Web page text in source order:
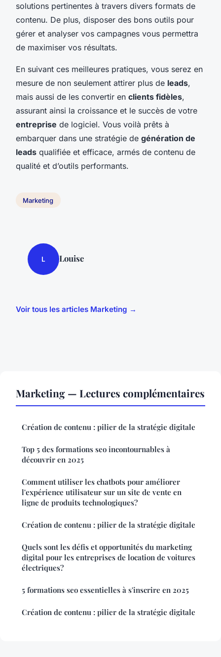
solutions pertinentes à travers divers formats de
contenu. De plus, disposer des bons outils pour
gérer et analyser vos campagnes vous permettra
de maximiser vos résultats.
En suivant ces meilleures pratiques, vous serez en
mesure de non seulement attirer plus de leads,
mais aussi de les convertir en clients fidèles,
assurant ainsi la croissance et le succès de votre
entreprise de logiciel. Vous voilà prêts à
embarquer dans une stratégie de génération de
leads qualifiée et efficace, armés de contenu de
qualité et d’outils performants.
Marketing
L Louise
Voir tous les articles Marketing →
Marketing — Lectures complémentaires
Création de contenu : pilier de la stratégie digitale
Top 5 des formations seo incontournables à
découvrir en 2025
Comment utiliser les chatbots pour améliorer
l'expérience utilisateur sur un site de vente en
ligne de produits technologiques?
Création de contenu : pilier de la stratégie digitale
Quels sont les défis et opportunités du marketing
digital pour les entreprises de location de voitures
électriques?
5 formations seo essentielles à s'inscrire en 2025
Création de contenu : pilier de la stratégie digitale